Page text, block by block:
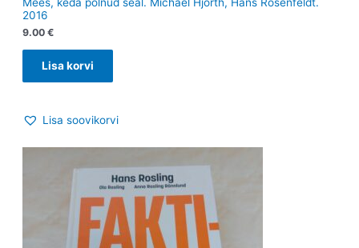
2016
9.00 €
Lisa korvi
Lisa soovikorvi